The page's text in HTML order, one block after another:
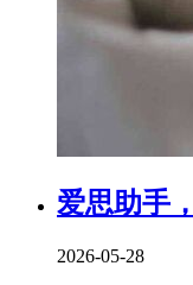
爱思助手
2026-05-28